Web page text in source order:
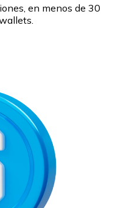
en menos de 30